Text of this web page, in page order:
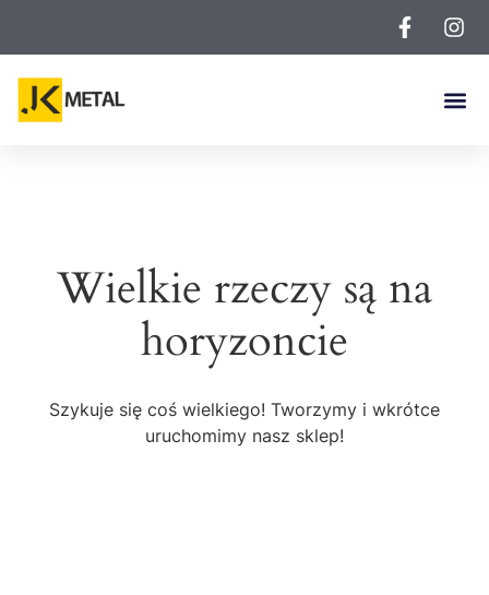
Wielkie rzeczy są na
horyzoncie
Szykuje się coś wielkiego! Tworzymy i wkrótce
uruchomimy nasz sklep!